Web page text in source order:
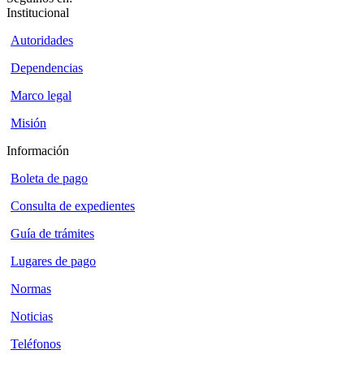
Institucional
Autoridades
Dependencias
Marco legal
Misión
Información
Boleta de pago
Consulta de expedientes
Guía de trámites
Lugares de pago
Normas
Noticias
Teléfonos